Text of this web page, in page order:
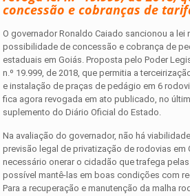
concessão e cobranças de
O governador Ronaldo Caiado sancionou a lei
possibilidade de concessão e cobrança de
estaduais em Goiás. Proposta pelo Poder
n.º 19.999, de 2018, que permitia a
e instalação de praças de pedágio em 6
fica agora revogada em ato publicado, no
suplemento do Diário Oficial do Estado.
Na avaliação do governador, não há
previsão legal de privatização de rodovias em
necessário onerar o cidadão que trafega
possível mantê-las em boas condições com
Para a recuperação e manutenção da malha